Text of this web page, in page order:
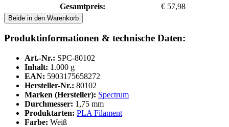
Gesamtpreis:
€ 57,98
Beide in den Warenkorb
Produktinformationen & technische Daten:
Art.-Nr.: SPC-80102
Inhalt: 1.000 g
EAN: 5903175658272
Hersteller-Nr.: 80102
Marken (Hersteller): Spectrum
Durchmesser: 1,75 mm
Produktarten: PLA Filament
Farbe: Weiß